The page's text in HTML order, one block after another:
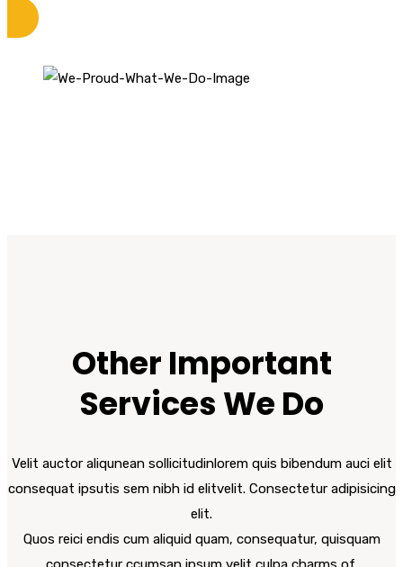
Other Important
Services We Do
Velit auctor aliqunean sollicitudinlorem quis bibendum auci elit
consequat ipsutis sem nibh id elitvelit. Consectetur adipisicing
elit.
Quos reici endis cum aliquid quam, consequatur, quisquam